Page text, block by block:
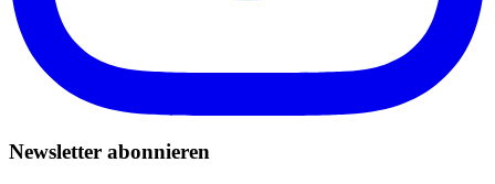
Newsletter abonnieren